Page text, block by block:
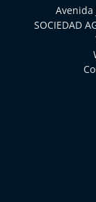
Avenida
SOCIEDAD